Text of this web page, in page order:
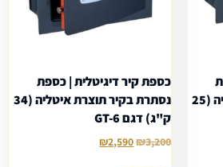
נסתרת בקיר תוצרת איטליה (25
כספת קיר דיגיטלית | כספת
נסתרת בקיר תוצרת איטליה (34
ק"ג) דגם GT-6
₪3,200
₪2,590